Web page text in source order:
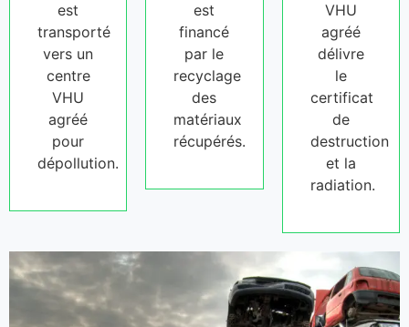
est
transporté
vers un
centre
VHU
agréé
pour
dépollution.
est
financé
par le
recyclage
des
matériaux
récupérés.
VHU
agréé
délivre
le
certificat
de
destruction
et la
radiation.